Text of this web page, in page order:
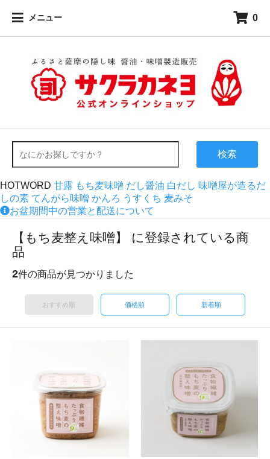
メニュー 0
検索
HOTWORD 甘露 もち麦味噌 だし醤油 白だし 味噌屋が造るだ
しの素 てんがら味噌 かんろ うすくち 麦みそ
お盆期間中の営業と配送について
【もち麦整え味噌】 に登録されている商
品
2件の商品が見つかりました
おすすめ順 価格順 新着順